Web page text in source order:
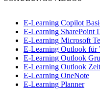
E-Learning Copilot
E-Learning SharePoint
E-Learning Microsoft
E-Learning Outlook für
E-Learning Outlook
E-Learning Outlook
E-Learning OneNote
E-Learning Planner